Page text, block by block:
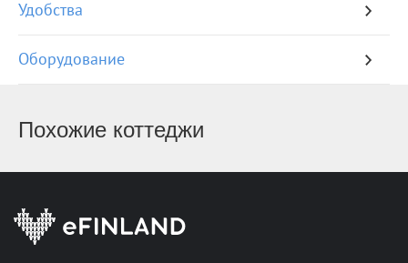
Удобства
Оборудование
Похожие коттеджи